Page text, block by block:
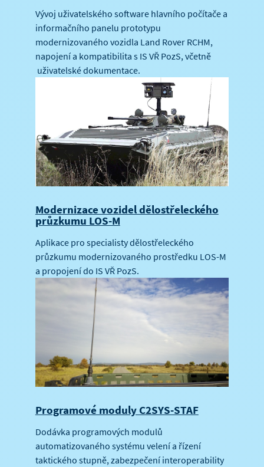
Vývoj uživatelského software hlavního počítače a
informačního panelu prototypu
modernizovaného vozidla Land Rover RCHM,
napojení a kompatibilita s IS VŘ PozS, včetně
uživatelské dokumentace.
Modernizace vozidel dělostřeleckého
průzkumu LOS-M
Aplikace pro specialisty dělostřeleckého
průzkumu modernizovaného prostředku LOS-M
a propojení do IS VŘ PozS.
Programové moduly C2SYS-STAF
Dodávka programových modulů
automatizovaného systému velení a řízení
taktického stupně, zabezpečení interoperability